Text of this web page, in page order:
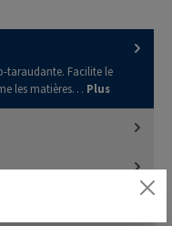
taraudante. Facilite le
les matières… Plus